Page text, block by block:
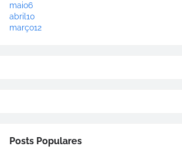
maio6
abril 10
março12
Posts Populares